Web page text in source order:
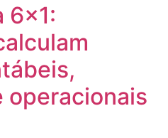
6×1:
operacionais